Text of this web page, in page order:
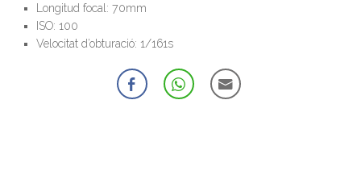
Longitud focal: 70mm
ISO: 100
Velocitat d’obturació: 1/161s